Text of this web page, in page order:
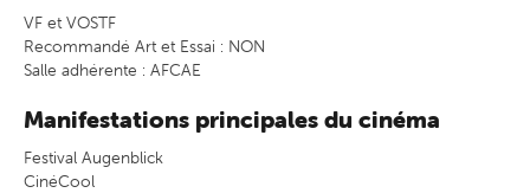
VF et VOSTF
Recommandé Art et Essai : NON
Salle adhérente : AFCAE
Manifestations principales du cinéma
Festival Augenblick
CinéCool